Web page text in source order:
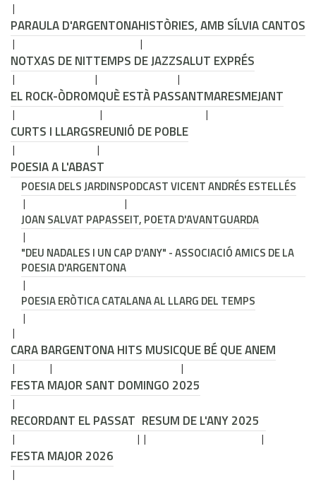
PARAULA D'ARGENTONAHISTÒRIES, AMB SÍLVIA CANTOS
NOTXAS DE NITTEMPS DE JAZZSALUT EXPRÉS
EL ROCK-ÒDROMQUÈ ESTÀ PASSANTMARESMEJANT
CURTS I LLARGSREUNIÓ DE POBLE
POESIA A L'ABAST
POESIA DELS JARDINSPODCAST VICENT ANDRÉS ESTELLÉS
JOAN SALVAT PAPASSEIT, POETA D'AVANTGUARDA
"DEU NADALES I UN CAP D'ANY" - ASSOCIACIÓ AMICS DE LA
POESIA D'ARGENTONA
POESIA ERÒTICA CATALANA AL LLARG DEL TEMPS
CARA BARGENTONA HITS MUSICQUE BÉ QUE ANEM
FESTA MAJOR SANT DOMINGO 2025
RECORDANT EL PASSAT RESUM DE L'ANY 2025
FESTA MAJOR 2026